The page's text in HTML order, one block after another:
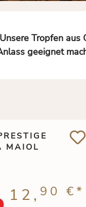
Tropfen
geeignet
MAIOL
12, 90 €*